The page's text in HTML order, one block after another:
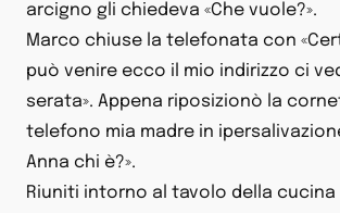
arcigno gli chiedeva «Che vuole?».
Marco chiuse la telefonata con
può venire ecco il mio indirizzo ci
serata». Appena riposizionò la
telefono mia madre in
Anna chi è?».
Riuniti intorno al tavolo della cucina